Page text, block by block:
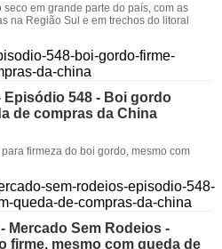
em grande parte do país, com as
na Região Sul e em trechos do litoral
Episódio 548 - Boi gordo
de compras da China
firmeza do boi gordo, mesmo com
Mercado Sem Rodeios -
firme, mesmo com queda de